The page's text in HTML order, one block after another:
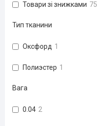
Товари зі знижками 75
Тип тканини
Оксфорд 1
Полиэстер 1
Вага
0.04 2